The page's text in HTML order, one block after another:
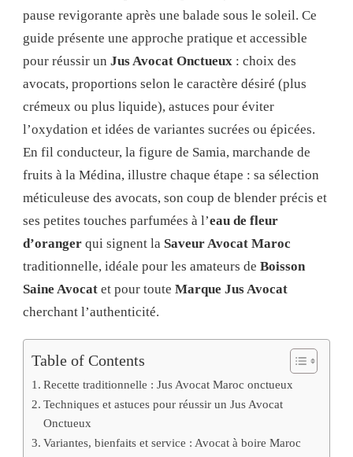
pause revigorante après une balade sous le soleil. Ce
guide présente une approche pratique et accessible
pour réussir un Jus Avocat Onctueux : choix des
avocats, proportions selon le caractère désiré (plus
crémeux ou plus liquide), astuces pour éviter
l’oxydation et idées de variantes sucrées ou épicées.
En fil conducteur, la figure de Samia, marchande de
fruits à la Médina, illustre chaque étape : sa sélection
méticuleuse des avocats, son coup de blender précis et
ses petites touches parfumées à l’eau de fleur
d’oranger qui signent la Saveur Avocat Maroc
traditionnelle, idéale pour les amateurs de Boisson
Saine Avocat et pour toute Marque Jus Avocat
cherchant l’authenticité.
Table of Contents
Recette traditionnelle : Jus Avocat Maroc onctueux
Techniques et astuces pour réussir un Jus Avocat
Onctueux
Variantes, bienfaits et service : Avocat à boire Maroc